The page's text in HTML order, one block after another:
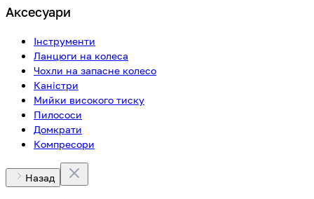
Аксесуари
Інструменти
Ланцюги на колеса
Чохли на запасне колесо
Каністри
Мийки високого тиску
Пилососи
Домкрати
Компресори
Назад